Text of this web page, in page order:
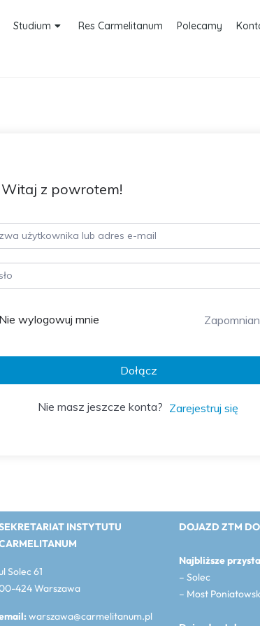
Studium Res Carmelitanum Polecamy
Witaj z powrotem!
Nie wylogowuj mnie
Dołącz
Nie masz jeszcze konta? Zarejestruj się
INSTYTUTU
Solec 61
424 Warszawa
warszawa@carmelitanum.pl
DOJAZD ZTM
Najbliższe
– Solec
– Most